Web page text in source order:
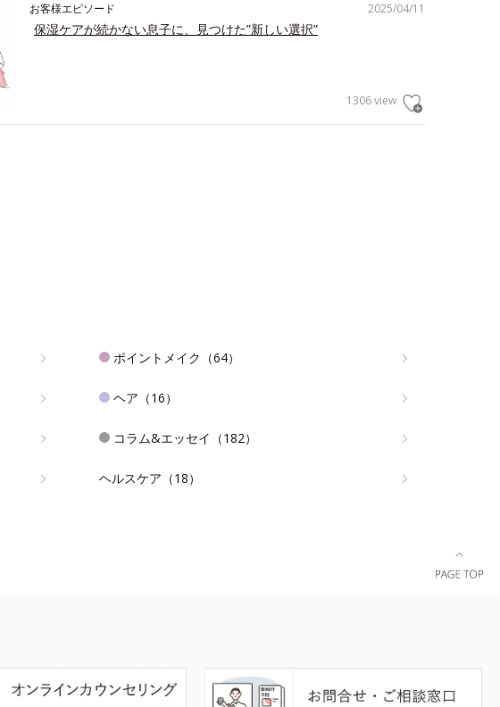
2025/04/11
お客様エピソード
保湿ケアが続かない息子に、見つけた”新しい選択”
1306 view
ポイントメイク（64）
ヘア（16）
コラム&エッセイ（182）
ヘルスケア（18）